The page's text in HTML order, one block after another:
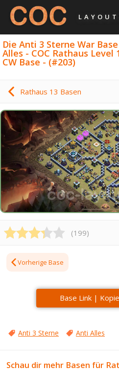
Die Anti 3 Sterne War
Alles - COC Rathaus Level
CW Base - (#203)
Rathaus 13 Basen
(199)
Vorherige Base
Base Link |
Anti 3 Sterne Anti Alles
Schau dir mehr Basen für